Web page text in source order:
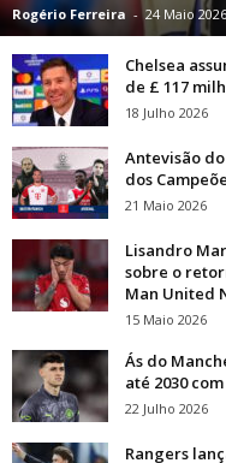
Rogério Ferreira - 24 Maio 2026
Chelsea
de £ 117
18 Julho 2026
Antevisão
dos
21 Maio 2026
Lisandro
sobre o
Man United
15 Maio 2026
Ás do
até 2030
22 Julho 2026
Rangers